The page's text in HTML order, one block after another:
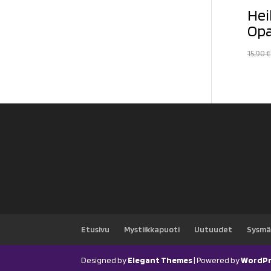
15,90€
Etusivu Mystiikkapuoti Uutuudet
Designed byElegant Themes| Powered by